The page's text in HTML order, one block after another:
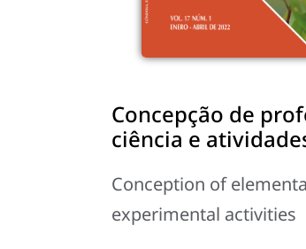
Concepção de
ciência e
Conception of
experimental activities